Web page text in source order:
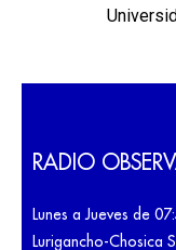
RADIO
Lunes a Jueves de
Lurigancho-Chosica